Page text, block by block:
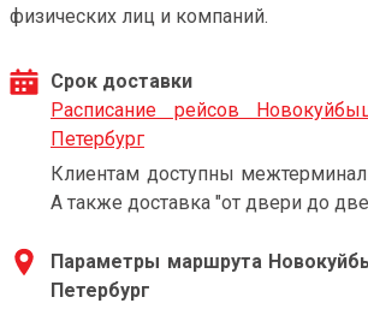
физических лиц и компаний.
Срок доставки
Расписание рейсов
Петербург
Клиентам доступны
А также доставка "от двери до
Параметры маршрута
Петербург